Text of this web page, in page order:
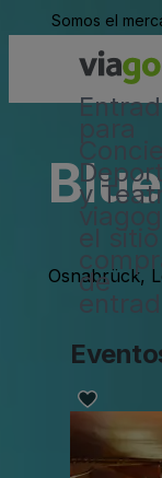
Somos el
y
de
Osnabrück,